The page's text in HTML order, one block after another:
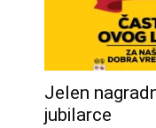
Jelen
jubilarce